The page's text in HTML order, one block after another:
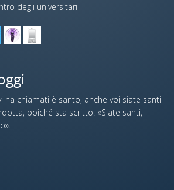
degli universitari
ha chiamati è santo, anche voi siate santi
poiché sta scritto: «Siate santi,